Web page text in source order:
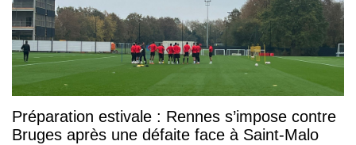
Préparation estivale : Rennes s’impose contre
Bruges après une défaite face à Saint-Malo